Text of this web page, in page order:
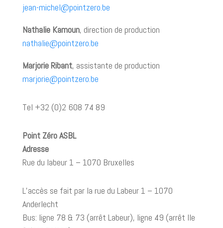
jean-michel@pointzero.be
Nathalie Kamoun, direction de production
nathalie@pointzero.be
Marjorie Ribant, assistante de production
marjorie@pointzero.be
Tel +32 (0)2 608 74 89
Point Zéro ASBL
Adresse
Rue du labeur 1 – 1070 Bruxelles
L’accès se fait par la rue du Labeur 1 – 1070
Anderlecht
Bus: ligne 78 & 73 (arrêt Labeur), ligne 49 (arrêt Ile